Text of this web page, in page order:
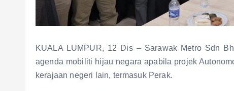
KUALA LUMPUR, 12 Dis – Sarawak Metro Sdn
agenda mobiliti hijau negara apabila projek
kerajaan negeri lain, termasuk Perak.